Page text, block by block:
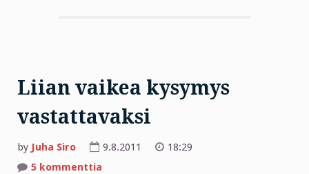
Liian vaikea kysymys
vastattavaksi
by Juha Siro 9.8.2011
18:29
5 kommenttia